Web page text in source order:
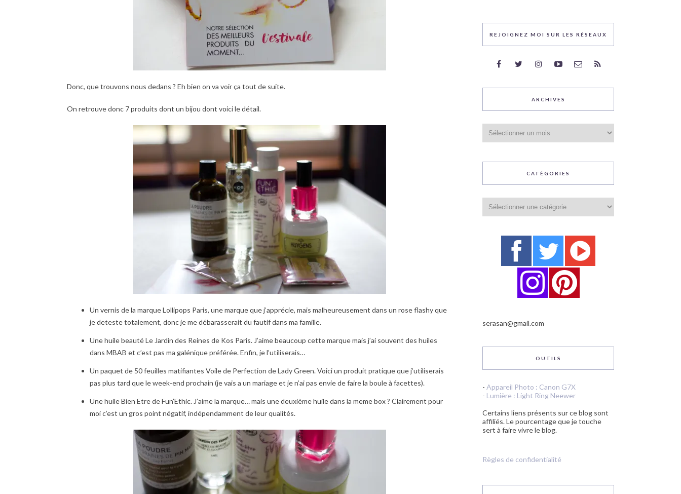
Donc, que trouvons nous dedans ? Eh bien on va voir ça tout de suite.
On retrouve donc 7 produits dont un bijou dont voici le détail.
Un vernis de la marque Lollipops Paris, une marque que j’apprécie, mais malheureusement dans un rose flashy que
je deteste totalement, donc je me débarasserait du fautif dans ma famille.
Une huile beauté Le Jardin des Reines de Kos Paris. J’aime beaucoup cette marque mais j’ai souvent des huiles
dans MBAB et c’est pas ma galénique préférée. Enfin, je l’utiliserais…
Un paquet de 50 feuilles matifiantes Voile de Perfection de Lady Green. Voici un produit pratique que j’utiliserais
pas plus tard que le week-end prochain (je vais a un mariage et je n’ai pas envie de faire la boule à facettes).
Une huile Bien Etre de Fun’Ethic. J’aime la marque… mais une deuxième huile dans la meme box ? Clairement pour
moi c’est un gros point négatif, indépendamment de leur qualités.
REJOIGNEZ MOI SUR LES RÉSEAUX
ARCHIVES
CATÉGORIES
serasan@gmail.com
OUTILS
- Appareil Photo : Canon G7X
- Lumière : Light Ring Neewer
Certains liens présents sur ce blog sont
affiliés. Le pourcentage que je touche
sert à faire vivre le blog.
Règles de confidentialité